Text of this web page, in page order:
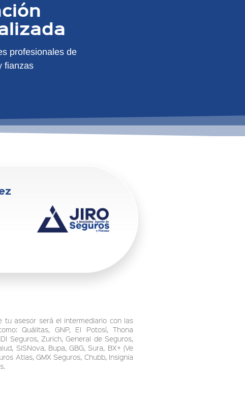
profesionales de
fianzas
tu asesor será el intermediario con las
Quálitas, GNP, El Potosí, Thona
Seguros, Zurich, General de Seguros,
SiSNova, Bupa, GBG, Sura, BX+ (Ve
Atlas, GMX Seguros, Chubb, Insignia